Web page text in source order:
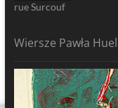
rue Surcouf
Wiersze Pawła